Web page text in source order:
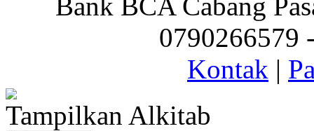
0790266579
Kontak |
Tampilkan Alkitab